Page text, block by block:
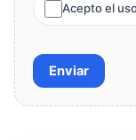
Acepto el
Enviar